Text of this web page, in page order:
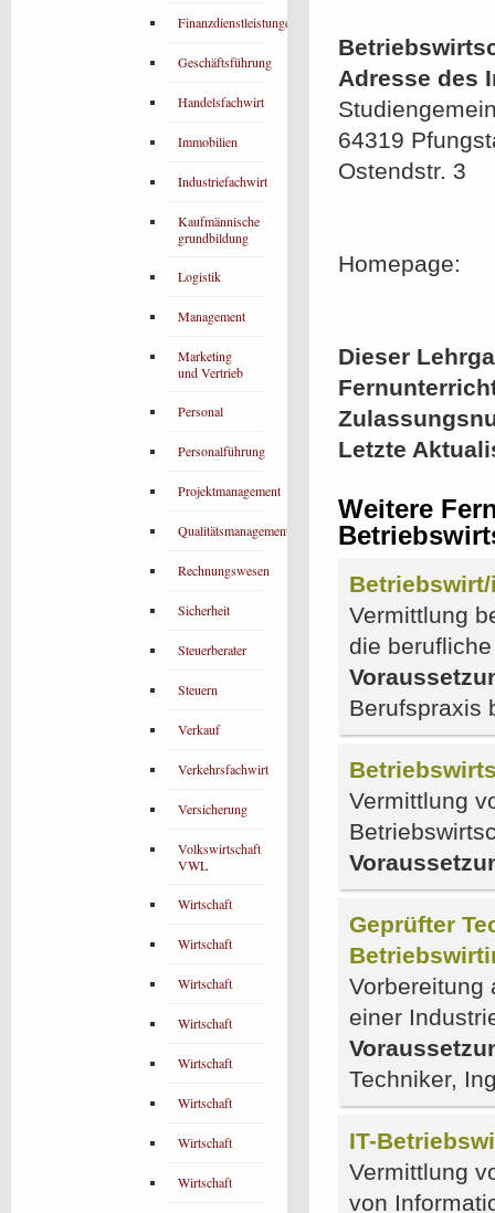
Adresse des
64319
Ostendstr. 3
Homepage:
Dieser
Letzte
Weitere
Betriebswirt/
Vermittlung
die
Berufspraxis
Vermittlung
Geprüfter
Vorbereitung
einer
Techniker,
IT-
Vermittlung
von
Finanzdienstleistungen
Geschäftsführung
Handelsfachwirt
Immobilien
Industriefachwirt
Kaufmännische
grundbildung
Logistik
Management
Marketing
und Vertrieb
Personal
Personalführung
Projektmanagement
Qualitätsmanagement
Rechnungswesen
Sicherheit
Steuerberater
Steuern
Verkauf
Verkehrsfachwirt
Versicherung
Volkswirtschaft
VWL
Wirtschaft
Wirtschaft
Wirtschaft
Wirtschaft
Wirtschaft
Wirtschaft
Wirtschaft
Wirtschaft